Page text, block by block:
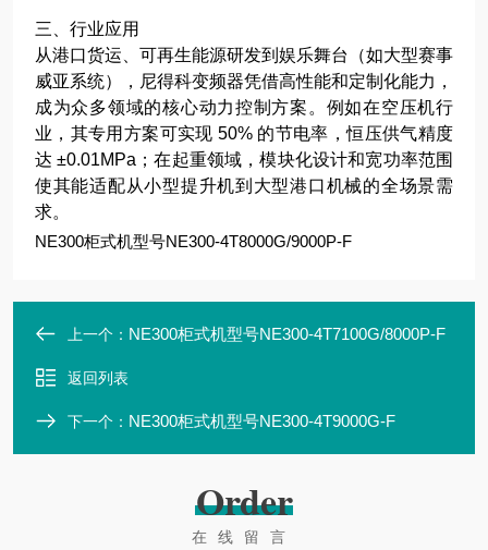
三、行业应用
从港口货运、可再生能源研发到娱乐舞台（如大型赛事
威亚系统），尼得科变频器凭借高性能和定制化能力，
成为众多领域的核心动力控制方案。例如在空压机行
业，其专用方案可实现 50% 的节电率，恒压供气精度
达 ±0.01MPa；在起重领域，模块化设计和宽功率范围
使其能适配从小型提升机到大型港口机械的全场景需
求。
NE300柜式机型号NE300-4T8000G/9000P-F
上一个： NE300柜式机型号NE300-4T7100G/8000P-F
返回列表
下一个： NE300柜式机型号NE300-4T9000G-F
Order
在线留言